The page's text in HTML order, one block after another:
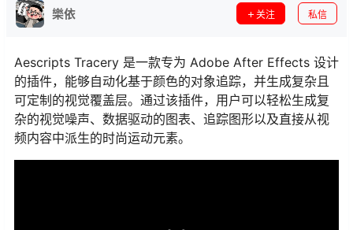
樂依 关注 私信
Aescripts Tracery 是一款专为 Adobe After Effects 设计
的插件，能够自动化基于颜色的对象追踪，并生成复杂且
可定制的视觉覆盖层。通过该插件，用户可以轻松生成复
杂的视觉噪声、数据驱动的图表、追踪图形以及直接从视
频内容中派生的时尚运动元素。